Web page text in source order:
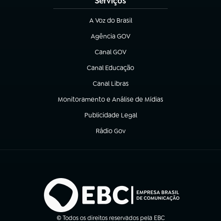
A Voz do Brasil
(abre em nova aba)
Agência GOV
(abre em nova aba)
Canal GOV
(abre em nova aba)
Canal Educação
(abre em nova aba)
Canal Libras
(abre em nova aba)
Monitoramento e Análise de Mídias
(abre em nova aba)
Publicidade Legal
(abre em nova aba)
Rádio Gov
(abre em nova aba)
© Todos os direitos reservados pela EBC